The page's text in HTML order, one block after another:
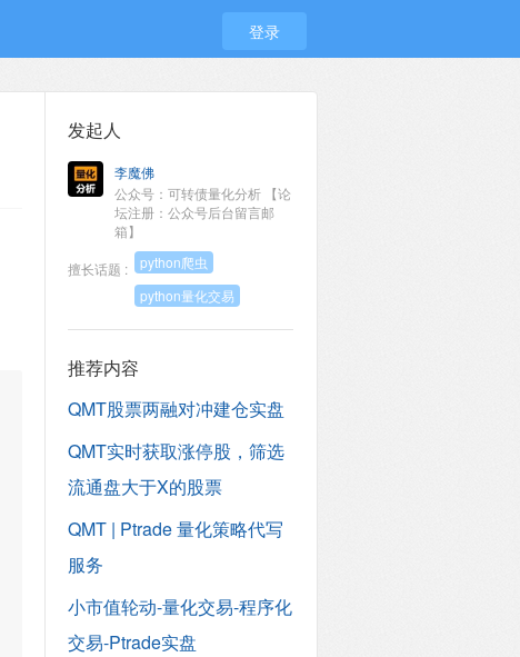
登录
发起人
李魔佛
公众号：可转债量化分析 【论
坛注册：公众号后台留言邮
箱】
擅长话题 :
python爬虫
python量化交易
推荐内容
QMT股票两融对冲建仓实盘
QMT实时获取涨停股，筛选
流通盘大于X的股票
QMT | Ptrade 量化策略代写
服务
小市值轮动-量化交易-程序化
交易-Ptrade实盘